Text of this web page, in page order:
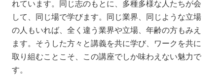
れています。同じ志のもとに、多種多様な人たちが会
して、同じ場で学びます。同じ業界、同じような立場
の人もいれば、全く違う業界や立場、年齢の方もみえ
ます。そうした方々と講義を共に学び、ワークを共に
取り組むことこそ、この講座でしか味わえない魅力で
す。